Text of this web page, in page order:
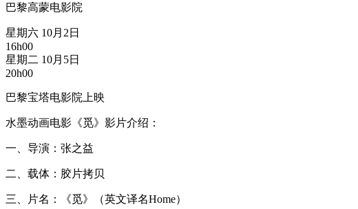
巴黎高蒙电影院
星期六 10月2日
16h00
星期二 10月5日
20h00
巴黎宝塔电影院上映
水墨动画电影《觅》影片介绍：
一、导演：张之益
二、载体：胶片拷贝
三、片名：《觅》（英文译名Home）